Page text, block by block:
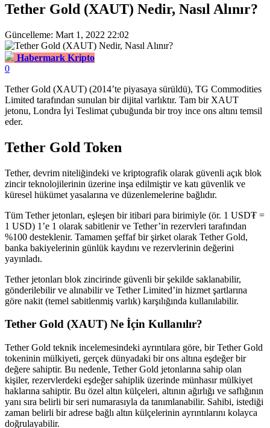
Tether Gold (XAUT) Nedir, Nasıl Alınır?
Güncelleme: Mart 1, 2022 22:02
Habermark Kripto
0
Tether Gold (XAUT) (2014’te piyasaya sürüldü), TG Commodities
Limited tarafından sunulan bir dijital varlıktır. Tam bir XAUT
jetonu, Londra İyi Teslimat çubuğunda bir troy ince ons altını temsil
eder.
Tether Gold Token
Tether, devrim niteliğindeki ve kriptografik olarak güvenli açık blok
zincir teknolojilerinin üzerine inşa edilmiştir ve katı güvenlik ve
küresel hükümet yasalarına ve düzenlemelerine bağlıdır.
Tüm Tether jetonları, eşleşen bir itibari para birimiyle (ör. 1 USD₮ =
1 USD) 1’e 1 olarak sabitlenir ve Tether’in rezervleri tarafından
%100 desteklenir. Tamamen şeffaf bir şirket olarak Tether Gold,
banka bakiyelerinin günlük kaydını ve rezervlerinin değerini
yayınladı.
Tether jetonları blok zincirinde güvenli bir şekilde saklanabilir,
gönderilebilir ve alınabilir ve Tether Limited’in hizmet şartlarına
göre nakit (temel sabitlenmiş varlık) karşılığında kullanılabilir.
Tether Gold (XAUT) Ne İçin Kullanılır?
Tether Gold teknik incelemesindeki ayrıntılara göre, bir Tether Gold
tokeninin mülkiyeti, gerçek dünyadaki bir ons altına eşdeğer bir
değere sahiptir. Bu nedenle, Tether Gold jetonlarına sahip olan
kişiler, rezervlerdeki eşdeğer sahiplik üzerinde münhasır mülkiyet
haklarına sahiptir. Bu özel altın külçeleri, altının ağırlığı ve saflığının
yanı sıra belirli bir seri numarasıyla da tanımlanabilir. Sahibi, istediği
zaman belirli bir adrese bağlı altın külçelerinin ayrıntılarını kolayca
doğrulayabilir.